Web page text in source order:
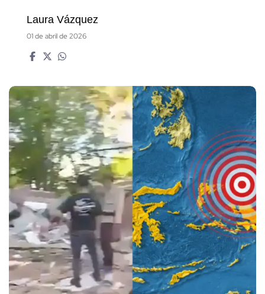
Laura Vázquez
01 de abril de 2026